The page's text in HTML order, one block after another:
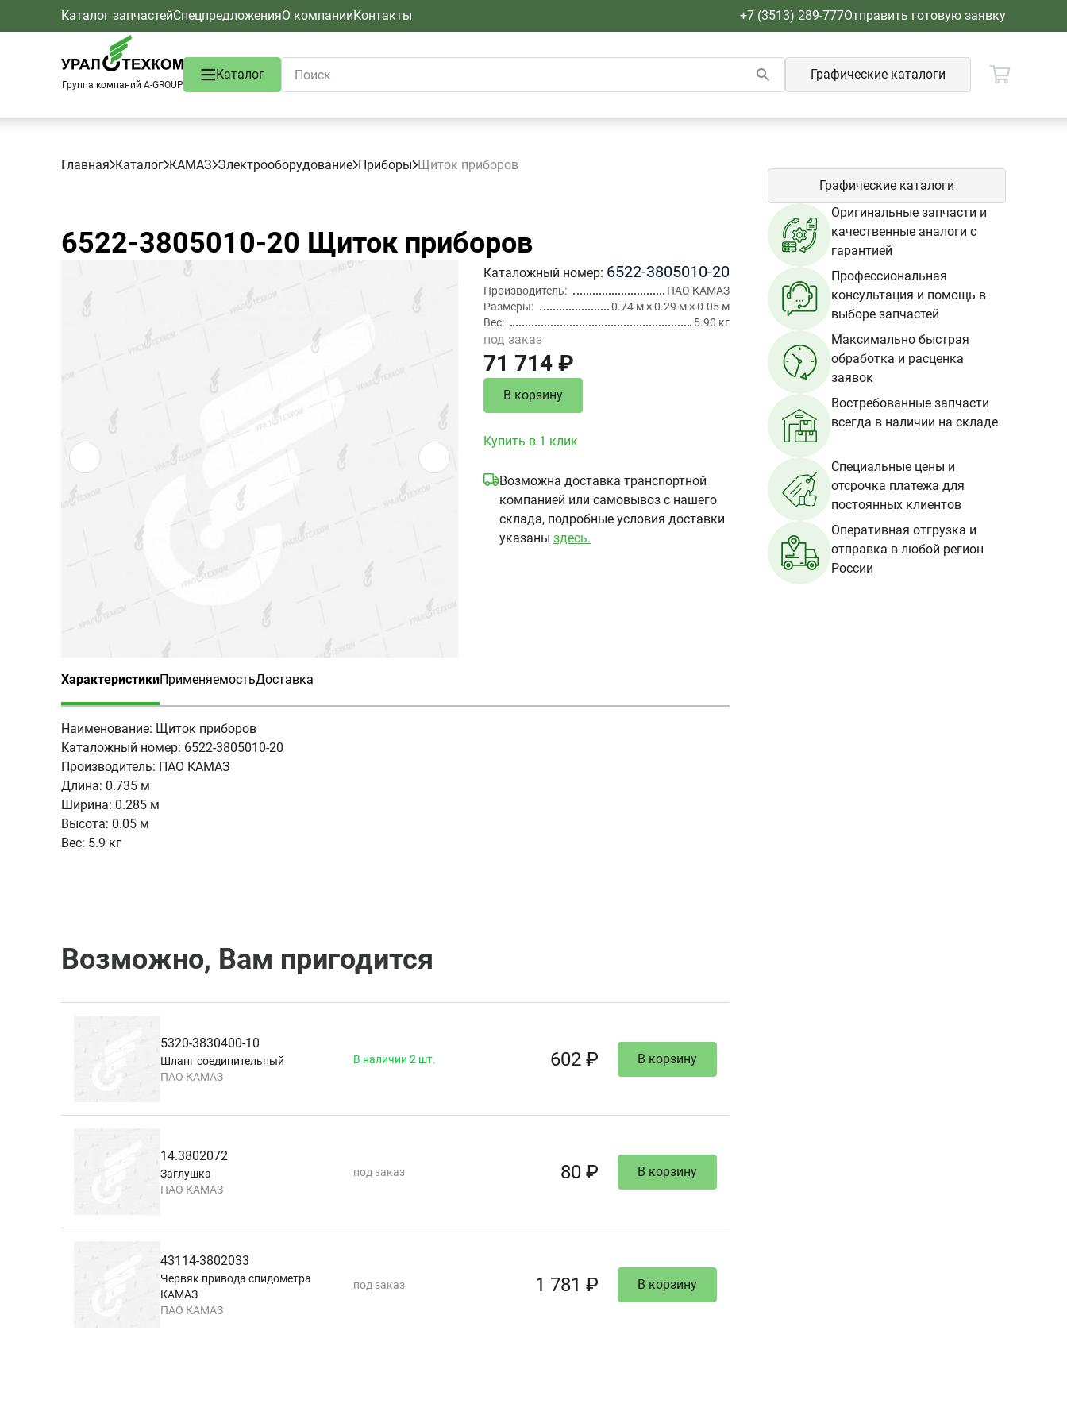
Каталог запчастейСпецпредложенияО компанииКонтакты +7 (3513) 289-777Отправить готовую заявку
Группа компаний A-GROUP
Каталог Графические каталоги
Главная Каталог КАМАЗ Электрооборудование Приборы Щиток приборов
6522-3805010-20 Щиток приборов
Каталожный номер 6522-3805010-20
Производитель
ПАО КАМАЗ
Размеры
0.74 м × 0.29 м × 0.05 м
Вес
5.90 кг
под заказ
71 714 ₽
В корзину
Купить в 1 клик
Возможна доставка транспортной
компанией или самовывоз с нашего
склада, подробные условия доставки
указаны здесь.
Характеристики
(активная вкладка)
ПрименяемостьДоставка
Наименование: Щиток приборов
Каталожный номер: 6522-3805010-20
Производитель: ПАО КАМАЗ
Длина: 0.735 м
Ширина: 0.285 м
Высота: 0.05 м
Вес: 5.9 кг
Возможно, Вам пригодится
5320-3830400-10
Шланг соединительный
ПАО КАМАЗ
В наличии 2 шт. 602 ₽ В корзину
14.3802072
Заглушка
ПАО КАМАЗ
под заказ 80 ₽ В корзину
43114-3802033
Червяк привода спидометра
КАМАЗ
ПАО КАМАЗ
под заказ 1 781 ₽ В корзину
Графические каталоги
Оригинальные запчасти и
качественные аналоги с
гарантией
Профессиональная
консультация и помощь в
выборе запчастей
Максимально быстрая
обработка и расценка
заявок
Востребованные запчасти
всегда в наличии на складе
Специальные цены и
отсрочка платежа для
постоянных клиентов
Оперативная отгрузка и
отправка в любой регион
России